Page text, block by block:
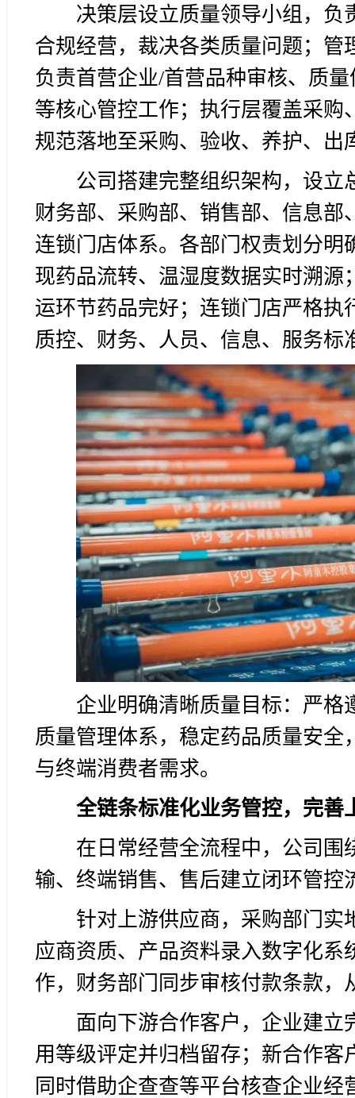
决策层设立质量领导小组，负
合规经营，裁决各类质量问题；管
负责首营企业/首营品种审核、质
等核心管控工作；执行层覆盖采
规范落地至采购、验收、养护、出
公司搭建完整组织架构，设立
财务部、采购部、销售部、信息
连锁门店体系。各部门权责划分
现药品流转、温湿度数据实时溯
运环节药品完好；连锁门店严格执
质控、财务、人员、信息、服务
企业明确清晰质量目标：严格
质量管理体系，稳定药品质量安
与终端消费者需求。
全链条标准化业务管控，完善
在日常经营全流程中，公司围
输、终端销售、售后建立闭环管控
针对上游供应商，采购部门实
应商资质、产品资料录入数字化
作，财务部门同步审核付款条款，
面向下游合作客户，企业建
用等级评定并归档留存；新合作
同时借助企查查等平台核查企业